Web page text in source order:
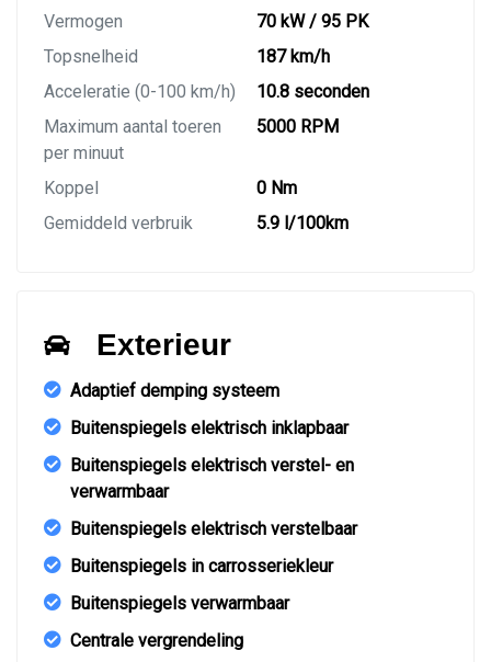
Vermogen
70 kW / 95 PK
Topsnelheid
187 km/h
Acceleratie (0-100 km/h)
10.8 seconden
Maximum aantal toeren
per minuut
5000 RPM
Koppel
0 Nm
Gemiddeld verbruik
5.9 l/100km
Exterieur
Adaptief demping systeem
Buitenspiegels elektrisch inklapbaar
Buitenspiegels elektrisch verstel- en
verwarmbaar
Buitenspiegels elektrisch verstelbaar
Buitenspiegels in carrosseriekleur
Buitenspiegels verwarmbaar
Centrale vergrendeling